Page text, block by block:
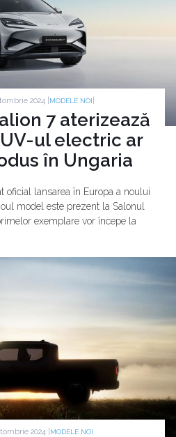
2024 | MODELE NOI
7 aterizează
ul electric ar
în Ungaria
oficial lansarea în Europa a noului
model este prezent la Salonul
exemplare vor începe la
2024 | MODELE NOI